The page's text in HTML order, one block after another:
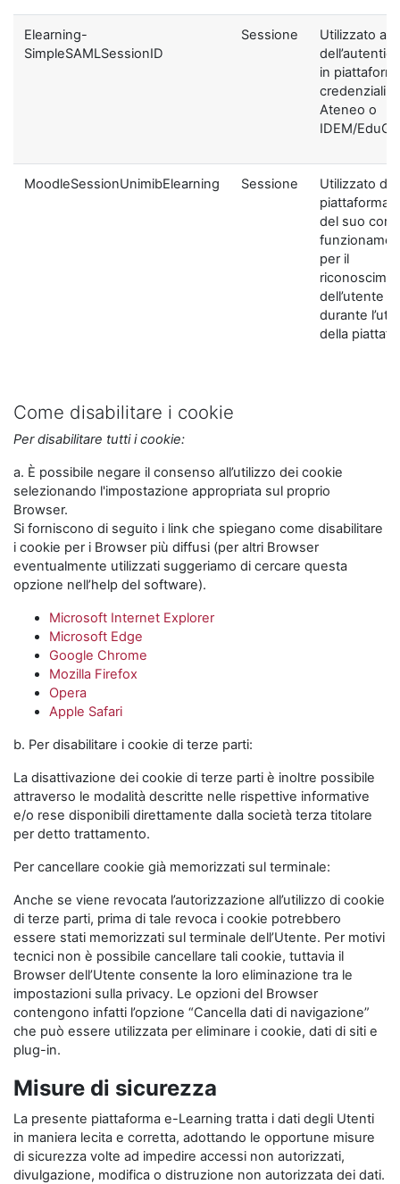
Elearning-
SimpleSAMLSessionID
Sessione
Utilizzato ai
in
credenziali di
Ateneo o
IDEM/
MoodleSessionUnimibElearning Sessione
Utilizzato
piattaforma
del suo
per il
dell’utente
durante
della
Come disabilitare i cookie
Per disabilitare tutti i cookie:
a. È possibile negare il consenso all’utilizzo dei cookie
selezionando l'impostazione appropriata sul proprio
Browser.
Si forniscono di seguito i link che spiegano come disabilitare
i cookie per i Browser più diffusi (per altri Browser
eventualmente utilizzati suggeriamo di cercare questa
opzione nell’help del software).
Microsoft Internet Explorer
Microsoft Edge
Google Chrome
Mozilla Firefox
Opera
Apple Safari
b. Per disabilitare i cookie di terze parti:
La disattivazione dei cookie di terze parti è inoltre possibile
attraverso le modalità descritte nelle rispettive informative
e/o rese disponibili direttamente dalla società terza titolare
per detto trattamento.
Per cancellare cookie già memorizzati sul terminale:
Anche se viene revocata l’autorizzazione all’utilizzo di cookie
di terze parti, prima di tale revoca i cookie potrebbero
essere stati memorizzati sul terminale dell’Utente. Per motivi
tecnici non è possibile cancellare tali cookie, tuttavia il
Browser dell’Utente consente la loro eliminazione tra le
impostazioni sulla privacy. Le opzioni del Browser
contengono infatti l’opzione “Cancella dati di navigazione”
che può essere utilizzata per eliminare i cookie, dati di siti e
plug-in.
Misure di sicurezza
La presente piattaforma e-Learning tratta i dati degli Utenti
in maniera lecita e corretta, adottando le opportune misure
di sicurezza volte ad impedire accessi non autorizzati,
divulgazione, modifica o distruzione non autorizzata dei dati.